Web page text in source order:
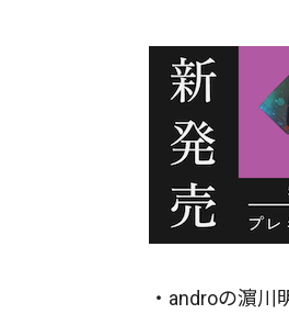
・androの濵川